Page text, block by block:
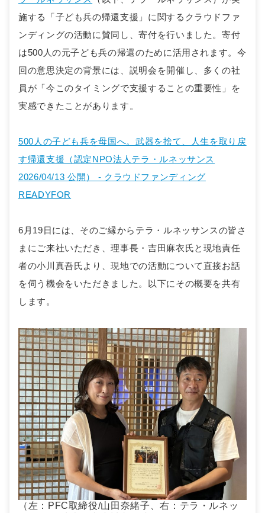
施する「子ども兵の帰還支援」に関するクラウドファ
ンディングの活動に賛同し、寄付を行いました。寄付
は500人の元子ども兵の帰還のために活用されます。今
回の意思決定の背景には、説明会を開催し、多くの社
員が「今このタイミングで支援することの重要性」を
実感できたことがあります。
500人の子ども兵を母国へ。武器を捨て、人生を取り戻
す帰還支援（認定NPO法人テラ・ルネッサンス
2026/04/13 公開） - クラウドファンディング
READYFOR
6月19日には、そのご縁からテラ・ルネッサンスの皆さ
まにご来社いただき、理事長・吉田麻衣氏と現地責任
者の小川真吾氏より、現地での活動について直接お話
を伺う機会をいただきました。以下にその概要を共有
します。
（左：PFC取締役/山田奈緒子、右：テラ・ルネッ